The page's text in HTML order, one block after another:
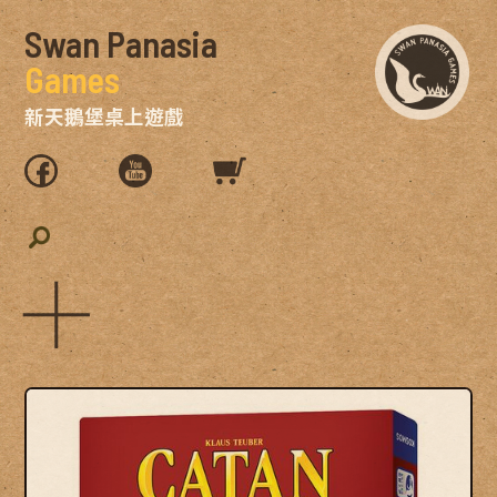
Swan Panasia
Games
新天鵝堡桌上遊戲